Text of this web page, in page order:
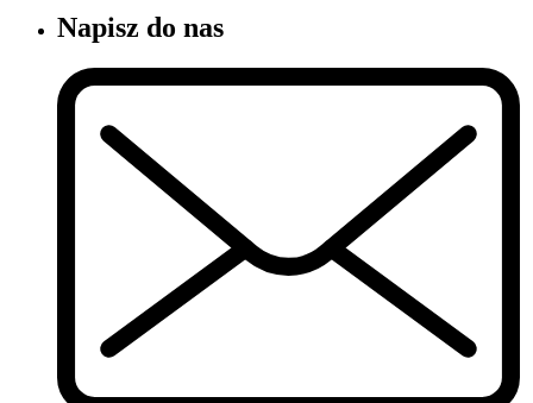
Napisz do nas